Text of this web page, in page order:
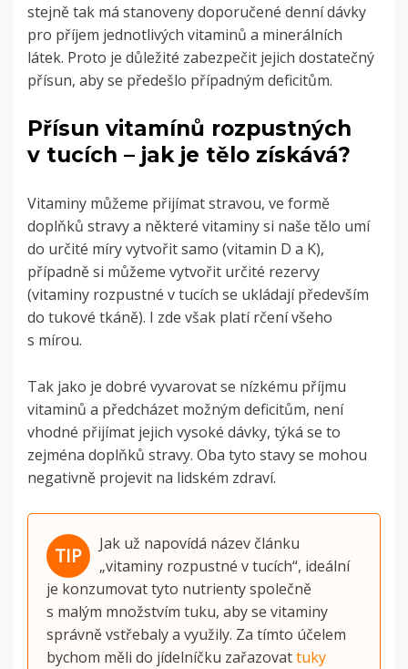
stejně tak má stanoveny doporučené denní dávky
pro příjem jednotlivých vitaminů a minerálních
látek. Proto je důležité zabezpečit jejich dostatečný
přísun, aby se předešlo případným deficitům.
Přísun vitamínů rozpustných
v tucích – jak je tělo získává?
Vitaminy můžeme přijímat stravou, ve formě
doplňků stravy a některé vitaminy si naše tělo umí
do určité míry vytvořit samo (vitamin D a K),
případně si můžeme vytvořit určité rezervy
(vitaminy rozpustné v tucích se ukládají především
do tukové tkáně). I zde však platí rčení všeho
s mírou.
Tak jako je dobré vyvarovat se nízkému příjmu
vitaminů a předcházet možným deficitům, není
vhodné přijímat jejich vysoké dávky, týká se to
zejména doplňků stravy. Oba tyto stavy se mohou
negativně projevit na lidském zdraví.
Jak už napovídá název článku
„vitaminy rozpustné v tucích“, ideální
je konzumovat tyto nutrienty společně
s malým množstvím tuku, aby se vitaminy
správně vstřebaly a využily. Za tímto účelem
bychom měli do jídelníčku zařazovattuky